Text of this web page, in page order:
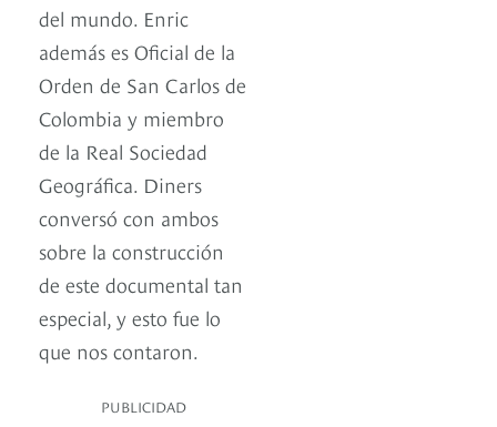
del mundo. Enric
además es Oficial de la
Orden de San Carlos de
Colombia y miembro
de la Real Sociedad
Geográfica. Diners
conversó con ambos
sobre la construcción
de este documental tan
especial, y esto fue lo
que nos contaron.
PUBLICIDAD